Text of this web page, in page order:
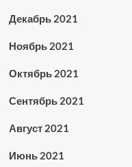
Декабрь 2021
Ноябрь 2021
Октябрь 2021
Сентябрь 2021
Август 2021
Июнь 2021